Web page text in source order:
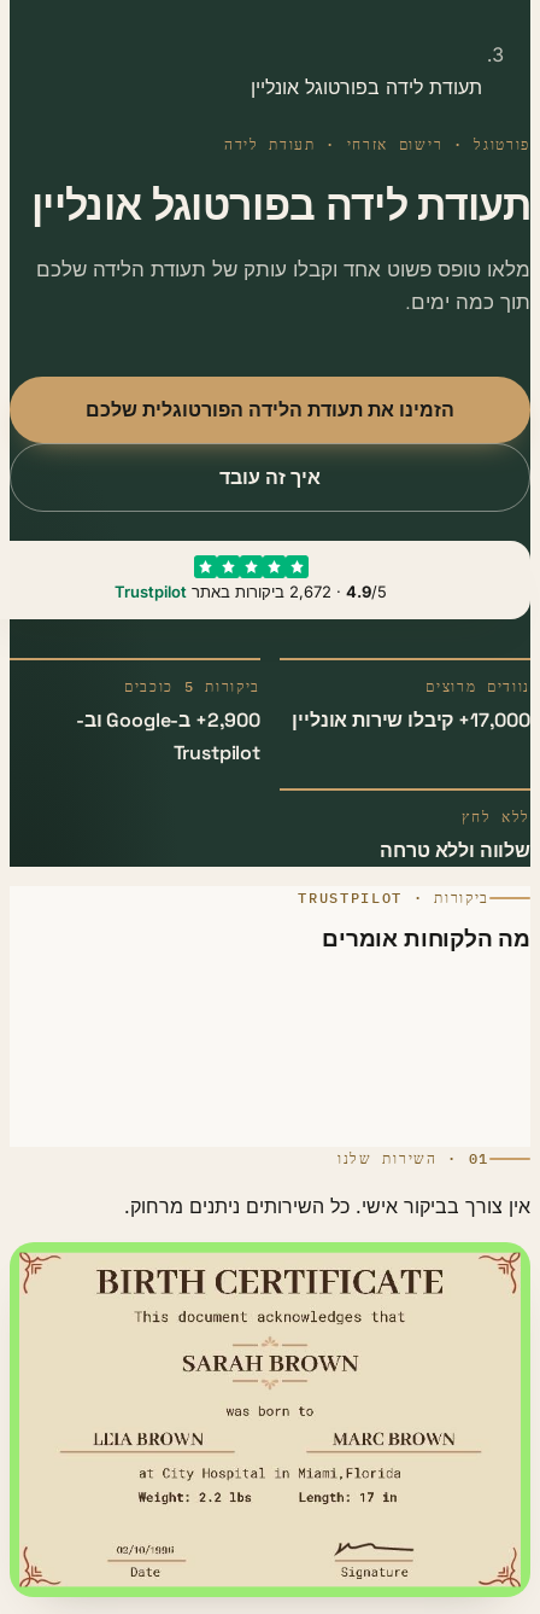
תעודת לידה בפורטוגל אונליין
· רישום אזרחי · תעודת לידה
לידה בפורטוגל אונליין
טופס פשוט אחד וקבלו עותק של תעודת הלידה שלכם
כמה ימים.
הזמינו את תעודת הלידה הפורטוגלית שלכם
איך זה עובד
4.9
Trustpilot
מרוצים
שירות אונליין
ביקורות 5 כוכבים
2,900+ ב-Google וב-
Trustpilot
לחץ
וללא טרחה
ביקורות · TRUSTPILOT
הלקוחות אומרים
01 · השירות שלנו
צורך בביקור אישי. כל השירותים ניתנים מרחוק.